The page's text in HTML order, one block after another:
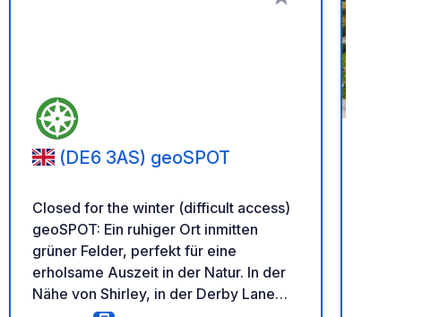
hinzufügen Zu Ihren Favoriten
(DE6 3AS) geoSPOT
Closed for the winter (difficult access)
geoSPOT: Ein ruhiger Ort inmitten
grüner Felder, perfekt für eine
erholsame Auszeit in der Natur. In der
Nähe von Shirley, in der Derby Lane